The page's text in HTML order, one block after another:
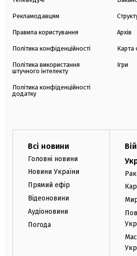
Рекламодавцям
Правила користування
Політика конфіденційності
Політика використання
штучного інтелекту
Політика конфіденційності
додатку
Архів
Карта
Ігри
Всі новини
Головні новини
Новини України
Прямий ефір
Відеоновини
Аудіоновини
Погода